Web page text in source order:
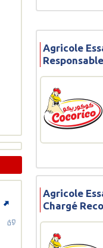
Agricole
Agricole
Chargé